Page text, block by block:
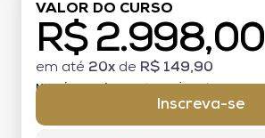
VALOR DO CURSO
R$ 2.998,00
em até 20x de R$ 149,90
MATRÍCULA:
Inscreva-se